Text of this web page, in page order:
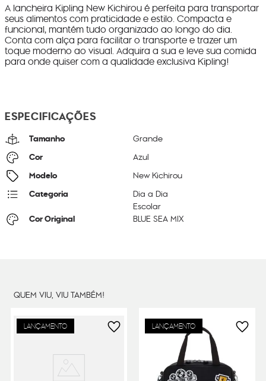
A lancheira Kipling New Kichirou é perfeita para transportar
seus alimentos com praticidade e estilo. Compacta e
funcional, mantém tudo organizado ao longo do dia.
Conta com alça para facilitar o transporte e trazer um
toque moderno ao visual. Adquira a sua e leve sua comida
para onde quiser com a qualidade exclusiva Kipling!
ESPECIFICAÇÕES
Tamanho Grande
Cor Azul
Modelo New Kichirou
Categoria
Dia a Dia
Escolar
Cor Original BLUE SEA MIX
QUEM VIU, VIU TAMBÉM!
LANÇAMENTO LANÇAMENTO